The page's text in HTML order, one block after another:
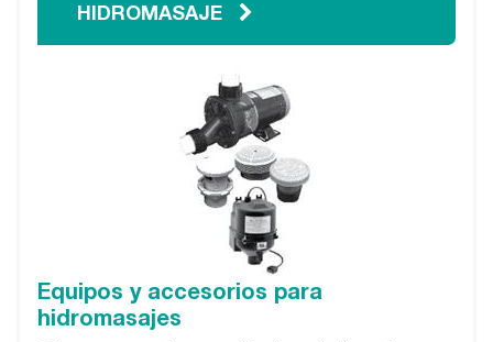
HIDROMASAJE
Equipos y accesorios para
hidromasajes